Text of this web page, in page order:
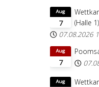
7
Aug
(Halle 1)
07.08.2026
7
Aug
Aug